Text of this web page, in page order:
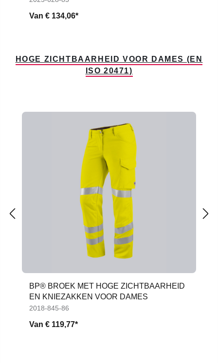
Van € 134,06*
HOGE ZICHTBAARHEID VOOR DAMES (EN
ISO 20471)
BP® BROEK MET HOGE ZICHTBAARHEID
EN KNIEZAKKEN VOOR DAMES
2018-845-86
Van € 119,77*